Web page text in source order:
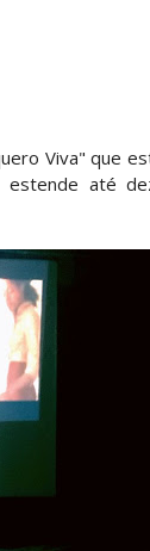
Viva" que
até